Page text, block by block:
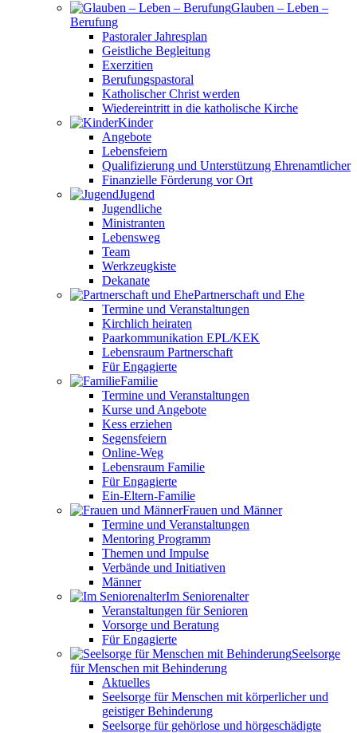
Glauben – Leben –
Berufung
Pastoraler Jahresplan
Geistliche Begleitung
Exerzitien
Berufungspastoral
Katholischer Christ werden
Wiedereintritt in die katholische Kirche
Kinder
Angebote
Lebensfeiern
Qualifizierung und Unterstützung Ehrenamtlicher
Finanzielle Förderung vor Ort
Jugend
Jugendliche
Ministranten
Lebensweg
Team
Werkzeugkiste
Dekanate
Partnerschaft und Ehe
Termine und Veranstaltungen
Kirchlich heiraten
Paarkommunikation EPL/KEK
Lebensraum Partnerschaft
Für Engagierte
Familie
Termine und Veranstaltungen
Kurse und Angebote
Kess erziehen
Segensfeiern
Online-Weg
Lebensraum Familie
Für Engagierte
Ein-Eltern-Familie
Frauen und Männer
Termine und Veranstaltungen
Mentoring Programm
Themen und Impulse
Verbände und Initiativen
Männer
Im Seniorenalter
Veranstaltungen für Senioren
Vorsorge und Beratung
Für Engagierte
Seelsorge
für Menschen mit Behinderung
Aktuelles
Seelsorge für Menschen mit körperlicher und
geistiger Behinderung
Seelsorge für gehörlose und hörgeschädigte